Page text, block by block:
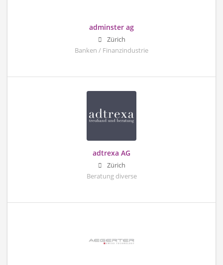
adminster ag
Zürich
Banken / Finanzindustrie
adtrexa AG
Zürich
Beratung diverse